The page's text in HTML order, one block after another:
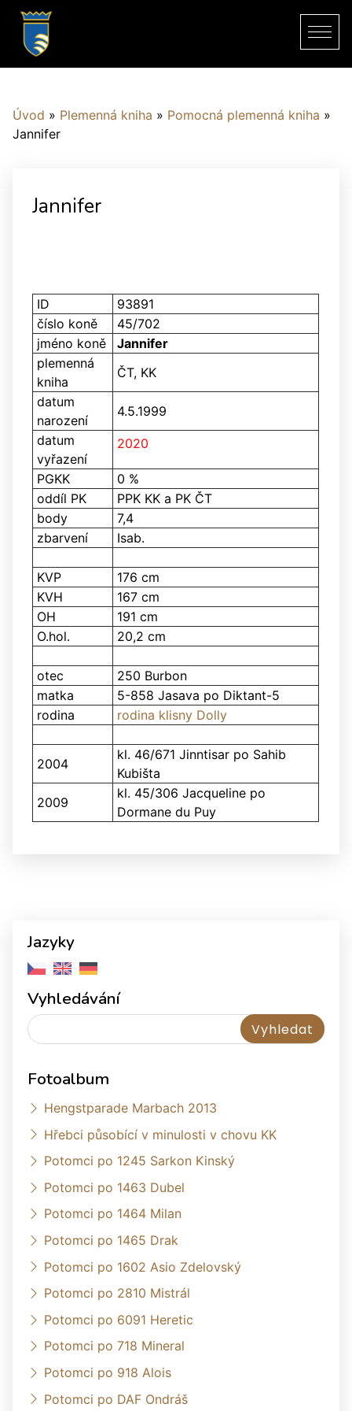
Úvod » Plemenná kniha » Pomocná plemenná kniha »
Jannifer
Jannifer
ID
93891
číslo koně
45/702
jméno koně
Jannifer
plemenná
kniha
ČT, KK
datum
narození
4.5.1999
datum
vyřazení
2020
PGKK
0 %
oddíl PK
PPK KK a PK ČT
body
7,4
zbarvení
Isab.
KVP
176 cm
KVH
167 cm
OH
191 cm
O.hol.
20,2 cm
otec
250 Burbon
matka
5-858 Jasava po Diktant-5
rodina
rodina klisny Dolly
2004
kl. 46/671 Jinntisar po Sahib
Kubišta
2009
kl. 45/306 Jacqueline po
Dormane du Puy
Jazyky
Vyhledávání
Fotoalbum
Hengstparade Marbach 2013
Hřebci působící v minulosti v chovu KK
Potomci po 1245 Sarkon Kinský
Potomci po 1463 Dubel
Potomci po 1464 Milan
Potomci po 1465 Drak
Potomci po 1602 Asio Zdelovský
Potomci po 2810 Mistrál
Potomci po 6091 Heretic
Potomci po 718 Mineral
Potomci po 918 Alois
Potomci po DAF Ondráš